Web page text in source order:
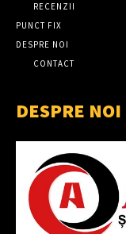
RECENZII
PUNCT FIX
DESPRE NOI
CONTACT
DESPRE NOI